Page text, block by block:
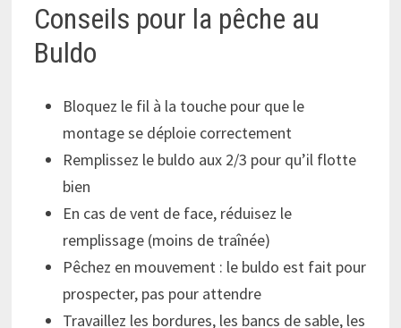
Conseils pour la pêche au
Buldo
Bloquez le fil à la touche pour que le
montage se déploie correctement
Remplissez le buldo aux 2/3 pour qu’il flotte
bien
En cas de vent de face, réduisez le
remplissage (moins de traînée)
Pêchez en mouvement : le buldo est fait pour
prospecter, pas pour attendre
Travaillez les bordures, les bancs de sable, les